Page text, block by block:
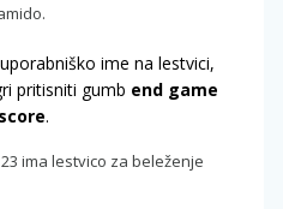
ime na lestvici,
pritisniti gumb end game
.
ima lestvico za beleženje